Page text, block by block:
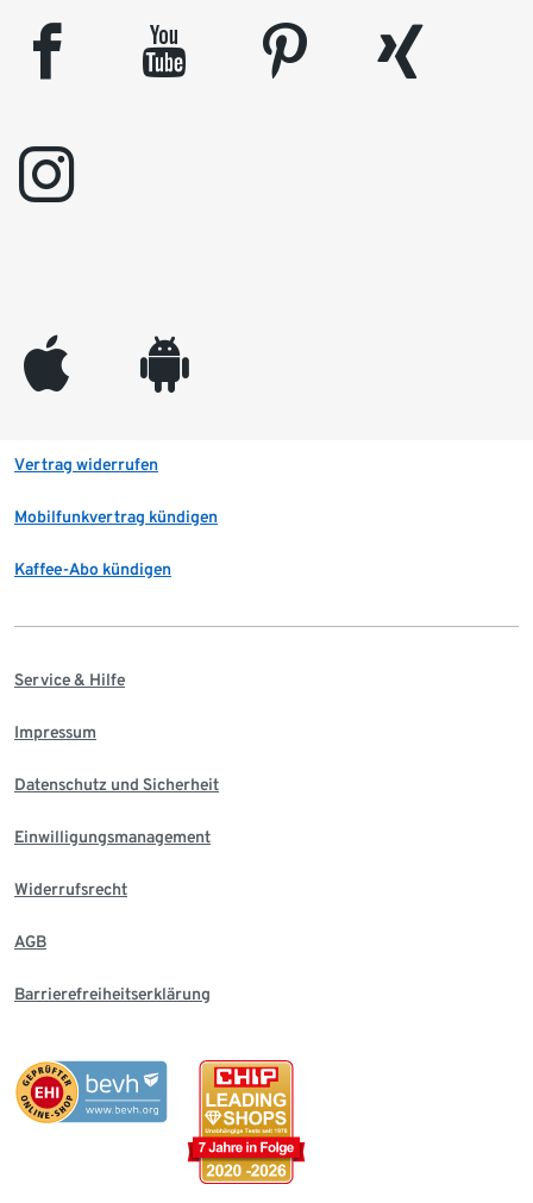
facebook youtube pinterest
xing
instagram
appleinc android
Vertrag widerrufen
Mobilfunkvertrag kündigen
Kaffee-Abo kündigen
Service & Hilfe
Impressum
Datenschutz und Sicherheit
Einwilligungsmanagement
Widerrufsrecht
AGB
Barrierefreiheitserklärung